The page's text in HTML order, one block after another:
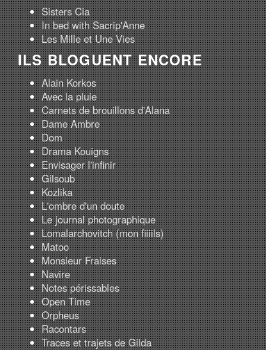
Sisters Cia
In bed with Sacrip'Anne
Les Mille et Une Vies
ILS BLOGUENT ENCORE
Alain Korkos
Avec la pluie
Carnets de brouillons d'Alana
Dame Ambre
Dom
Drama Kouigns
Envisager l'infinir
Gilsoub
Kozlika
L'ombre d'un doute
Le journal photographique
Lomalarchovitch (mon fiiiils)
Matoo
Monsieur Fraises
Navire
Notes périssables
Open Time
Orpheus
Racontars
Traces et trajets de Gilda